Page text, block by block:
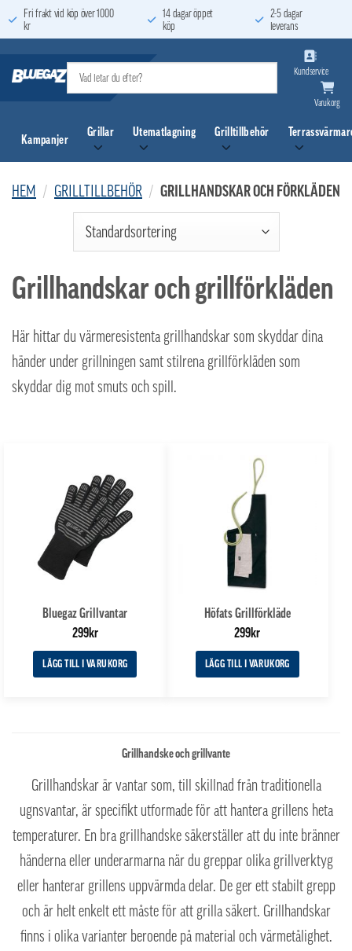
to
Fri frakt vid köp över 1000
kr
14 dagar öppet
köp
2-5 dagar
leverans
Kundservice
Varukorg
Kampanjer
Grillar Utematlagning Grilltillbehör
HEM / GRILLTILLBEHÖR / GRILLHANDSKAR OCH FÖRKLÄDEN
Grillhandskar och grillförkläden
Här hittar du värmeresistenta grillhandskar som skyddar dina
händer under grillningen samt stilrena grillförkläden som
skyddar dig mot smuts och spill.
Bluegaz Grillvantar
299kr
LÄGG TILL I VARUKORG
Höfats Grillförkläde
299kr
LÄGG TILL I VARUKORG
Grillhandske och grillvante
Grillhandskar är vantar som, till skillnad från traditionella
ugnsvantar, är specifikt utformade för att hantera grillens heta
temperaturer. En bra grillhandske säkerställer att du inte bränner
händerna eller underarmarna när du greppar olika grillverktyg
eller hanterar grillens uppvärmda delar. De ger ett stabilt grepp
och är helt enkelt ett måste för att grilla säkert. Grillhandskar
finns i olika varianter beroende på material och värmetålighet.